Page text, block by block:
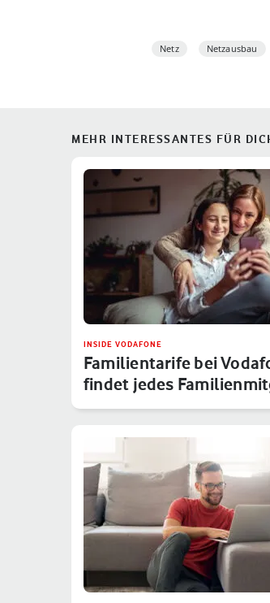
Netz Netzausbau
MEHR INTERESSANTES FÜR
INSIDE VODAFONE
Familientarife bei
findet jedes